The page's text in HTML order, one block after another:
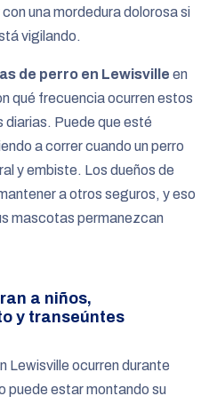
una mordedura dolorosa si
vigilando.
de perro en Lewisville en
qué frecuencia ocurren estos
diarias. Puede que esté
a correr cuando un perro
y embiste. Los dueños de
a otros seguros, y eso
mascotas permanezcan
a niños,
y transeúntes
Lewisville ocurren durante
puede estar montando su